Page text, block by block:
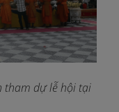
tham dự lễ hội tại